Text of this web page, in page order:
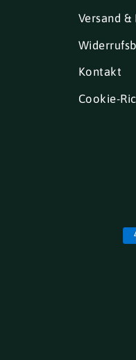
Versand &
Kontakt
Cookie-